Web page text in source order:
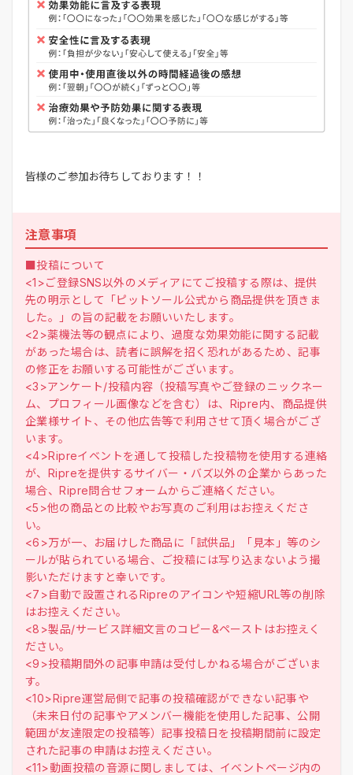
皆様のご参加お待ちしております！！
注意事項
■投稿について
<1>ご登録SNS以外のメディアにてご投稿する際は、提供
先の明示として「ピットソール公式から商品提供を頂きま
した。」の旨の記載をお願いいたします。
<2>薬機法等の観点により、過度な効果効能に関する記載
があった場合は、読者に誤解を招く恐れがあるため、記事
の修正をお願いする可能性がございます。
<3>アンケート/投稿内容（投稿写真やご登録のニックネー
ム、プロフィール画像などを含む）は、Ripre内、商品提供
企業様サイト、その他広告等で利用させて頂く場合がござ
います。
<4>Ripreイベントを通して投稿した投稿物を使用する連絡
が、Ripreを提供するサイバー・バズ以外の企業からあった
場合、Ripre問合せフォームからご連絡ください。
<5>他の商品との比較やお写真のご利用はお控えくださ
い。
<6>万が一、お届けした商品に「試供品」「見本」等のシ
ールが貼られている場合、ご投稿には写り込まないよう撮
影いただけますと幸いです。
<7>自動で設置されるRipreのアイコンや短縮URL等の削除
はお控えください。
<8>製品/サービス詳細文言のコピー&ペーストはお控えく
ださい。
<9>投稿期間外の記事申請は受付しかねる場合がございま
す。
<10>Ripre運営局側で記事の投稿確認ができない記事や
（未来日付の記事やアメンバー機能を使用した記事、公開
範囲が友達限定の投稿等）記事投稿日を投稿期間前に設定
された記事の申請はお控えください。
<11>動画投稿の音源に関しましては、イベントページ内の